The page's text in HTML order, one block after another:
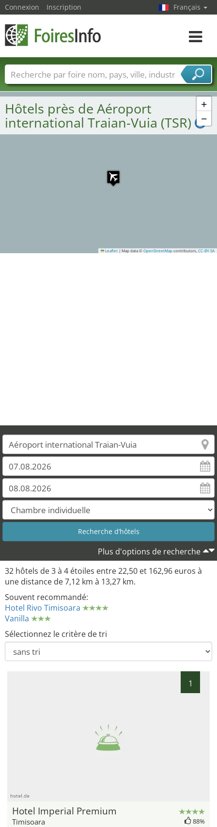
+
−
Leaflet | Map data © OpenStreetMap contributors, CC-BY-SA
Hôtels près de Aéroport
international Traian-Vuia (TSR)
Plus d'options de recherche
32 hôtels de 3 à 4 étoiles entre 22,50 et 162,96 euros à
une distance de 7,12 km à 13,27 km.
Souvent recommandé:
Hotel Rivo Timisoara
Vanilla
Sélectionnez le critère de tri
1
hotel.de
Hotel Imperial Premium
Timisoara 88%
Connexion Inscription Français
Toggle
Foire noms Pays Villes
Secteurs de foire
Secteurs du fournisseur de services